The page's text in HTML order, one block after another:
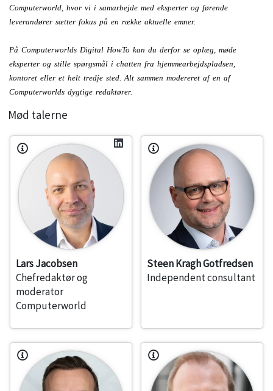
Computerworld, hvor vi i samarbejde med eksperter og førende
leverandører sætter fokus på en række aktuelle emner.
På Computerworlds Digital HowTo kan du derfor se oplæg, møde
eksperter og stille spørgsmål i chatten fra hjemmearbejdspladsen,
kontoret eller et helt tredje sted. Alt sammen modereret af en af
Computerworlds dygtige redaktører.
Mød talerne
Lars Jacobsen
Chefredaktør og
moderator
Computerworld
Steen Kragh Gotfredsen
Independent consultant